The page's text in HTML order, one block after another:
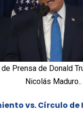
Prensa de Donald
Nicolás Maduro..
vs. Círculo de